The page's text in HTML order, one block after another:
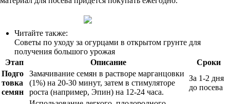
Читайте также:
Советы по уходу за огурцами в открытом грунте для
получения большого урожая
Этап
Описание
Сроки
Подго
товка
семян
Замачивание семян в растворе марганцовки
(1%) на 20-30 минут, затем в стимуляторе
роста (например, Эпин) на 12-24 часа.
За 1-2 дня
до посева